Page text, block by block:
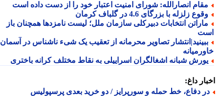
انصارالله: شورای امنیت اعتبار خود را از دست داده است
زلزله با بزرگای 4.6 در گلباف کرمان
انتخابات دبیرکلی سازمان ملل؛ لیست نامزدها همچنان باز
تصاویر محرمانه از تعقیب یک شیء ناشناس در آسمان
شبانه اشغالگران اسراییلی به نقاط مختلف کرانه باختری
داغ:
دفاع، خط حمله و سورپرایز / دو خرید بعدی پرسپولیس